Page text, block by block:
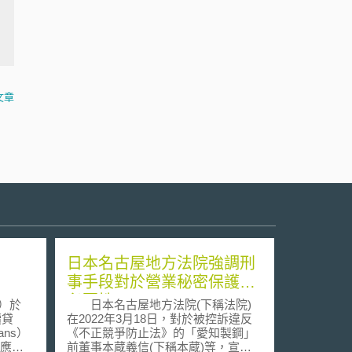
章
於
）
對
日本名古屋地方法院強調刑
事手段對於營業秘密保護的
必要性
日本名古屋地方法院(下稱法院)
在2022年3月18日，對於被控訴違反
《不正競爭防止法》的「愛知製鋼」
前董事本蔵義信(下稱本蔵)等，宣判